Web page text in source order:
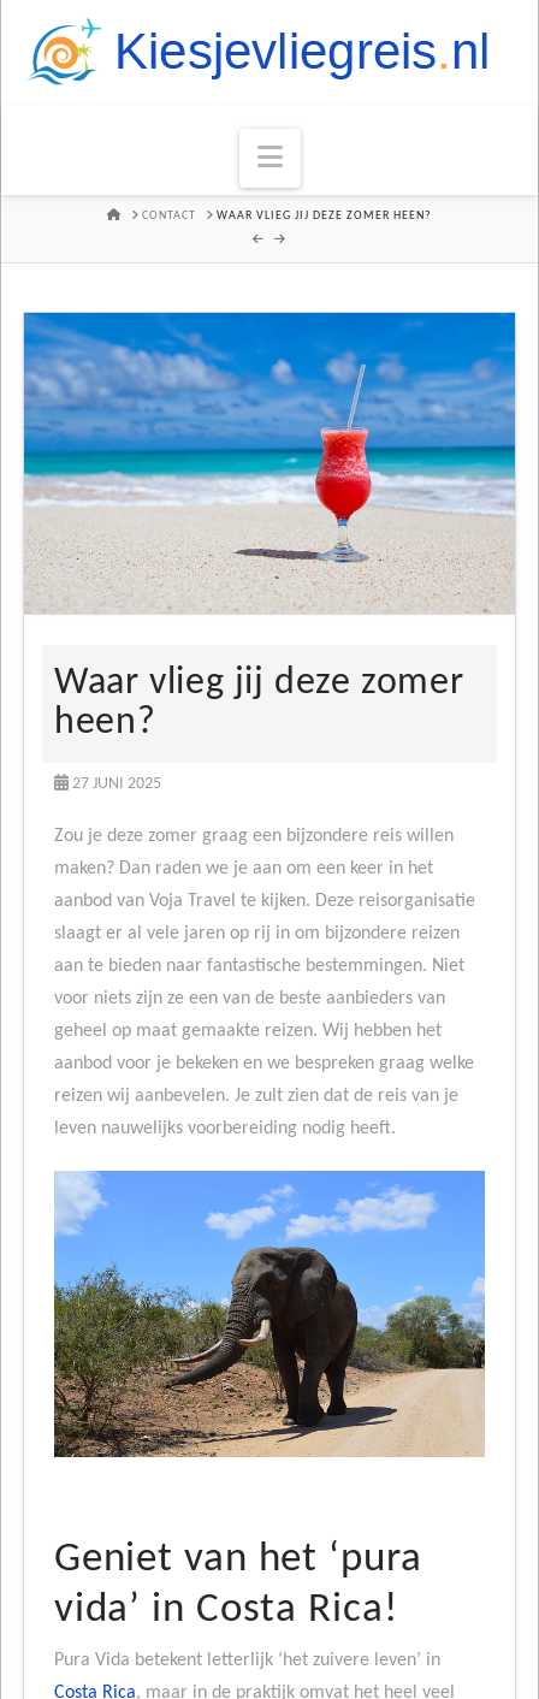
Navigation
HOMECONTACT WAAR VLIEG JIJ DEZE ZOMER HEEN?
Waar vlieg jij deze zomer
heen?
27 JUNI 2025
Zou je deze zomer graag een bijzondere reis willen
maken? Dan raden we je aan om een keer in het
aanbod van Voja Travel te kijken. Deze reisorganisatie
slaagt er al vele jaren op rij in om bijzondere reizen
aan te bieden naar fantastische bestemmingen. Niet
voor niets zijn ze een van de beste aanbieders van
geheel op maat gemaakte reizen. Wij hebben het
aanbod voor je bekeken en we bespreken graag welke
reizen wij aanbevelen. Je zult zien dat de reis van je
leven nauwelijks voorbereiding nodig heeft.
Geniet van het ‘pura
vida’ in Costa Rica!
Pura Vida betekent letterlijk ‘het zuivere leven’ in
Costa Rica, maar in de praktijk omvat het heel veel